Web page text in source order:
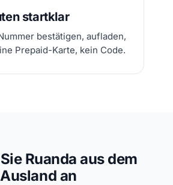
startklar
bestätigen, aufladen,
Prepaid-Karte, kein Code.
Ruanda aus dem
Ausland an